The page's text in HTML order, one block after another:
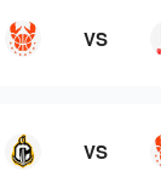
VS
VS